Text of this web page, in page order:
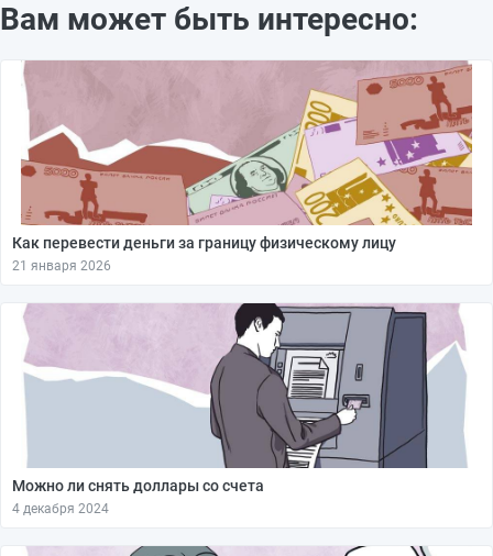
Вам может быть интересно:
Как перевести деньги за границу физическому лицу
21 января 2026
Можно ли снять доллары со счета
4 декабря 2024